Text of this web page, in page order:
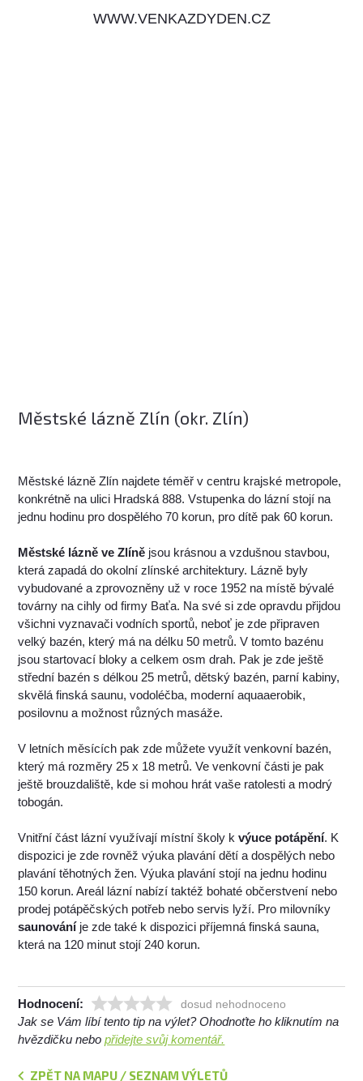
WWW.VENKAZDYDEN.CZ
Městské lázně Zlín (okr. Zlín)
Městské lázně Zlín najdete téměř v centru krajské metropole,
konkrétně na ulici Hradská 888. Vstupenka do lázní stojí na
jednu hodinu pro dospělého 70 korun, pro dítě pak 60 korun.
Městské lázně ve Zlíně jsou krásnou a vzdušnou stavbou,
která zapadá do okolní zlínské architektury. Lázně byly
vybudované a zprovozněny už v roce 1952 na místě bývalé
továrny na cihly od firmy Baťa. Na své si zde opravdu přijdou
všichni vyznavači vodních sportů, neboť je zde připraven
velký bazén, který má na délku 50 metrů. V tomto bazénu
jsou startovací bloky a celkem osm drah. Pak je zde ještě
střední bazén s délkou 25 metrů, dětský bazén, parní kabiny,
skvělá finská saunu, vodoléčba, moderní aquaaerobik,
posilovnu a možnost různých masáže.
V letních měsících pak zde můžete využít venkovní bazén,
který má rozměry 25 x 18 metrů. Ve venkovní části je pak
ještě brouzdaliště, kde si mohou hrát vaše ratolesti a modrý
tobogán.
Vnitřní část lázní využívají místní školy kvýuce potápění. K
dispozici je zde rovněž výuka plavání dětí a dospělých nebo
plavání těhotných žen. Výuka plavání stojí na jednu hodinu
150 korun. Areál lázní nabízí taktéž bohaté občerstvení nebo
prodej potápěčských potřeb nebo servis lyží. Pro milovníky
saunováníje zde také k dispozici příjemná finská sauna,
která na 120 minut stojí 240 korun.
Hodnocení: dosud nehodnoceno
Jak se Vám líbí tento tip na výlet? Ohodnoťte ho kliknutím na
hvězdičku nebopřidejte svůj komentář.
ZPĚT NA MAPU / SEZNAM VÝLETŮ